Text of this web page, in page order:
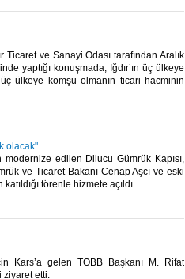
Ticaret ve Sanayi Odası tarafından Aralık
yaptığı konuşmada, Iğdır’ın üç ülkeye
ülkeye komşu olmanın ticari hacminin
olacak"
edilen Dilucu Gümrük Kapısı,
ve Ticaret Bakanı Cenap Aşcı ve eski
törenle hizmete açıldı.​
Kars’a gelen TOBB Başkanı M. Rifat
ziyaret etti.​